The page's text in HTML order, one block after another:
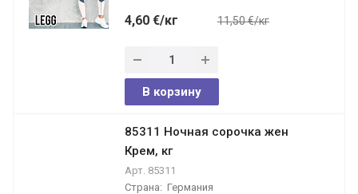
4,60 €/кг 11,50 €/кг
В корзину
85311 Ночная сорочка жен
Крем, кг
Арт. 85311
Страна: Германия